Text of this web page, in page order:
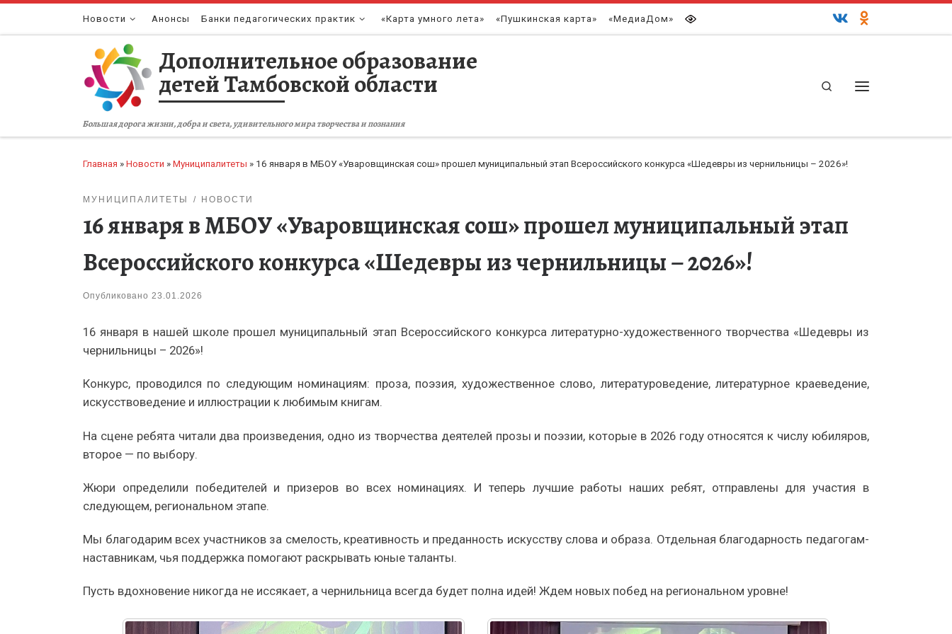
Перейти к содержимому
Новости Анонсы Банки педагогических практик «Карта умного лета» «Пушкинская карта» «МедиаДом»
Дополнительное образование
детей Тамбовской области
Большая дорога жизни, добра и света, удивительного мира творчества и познания
Search
Главная » Новости » Муниципалитеты » 16 января в МБОУ «Уваровщинская сош» прошел муниципальный этап Всероссийского конкурса «Шедевры из чернильницы – 2026»!
МУНИЦИПАЛИТЕТЫ НОВОСТИ
16 января в МБОУ «Уваровщинская сош» прошел муниципальный этап
Всероссийского конкурса «Шедевры из чернильницы – 2026»!
Опубликовано 23.01.2026
16 января в нашей школе прошел муниципальный этап Всероссийского конкурса литературно-художественного творчества «Шедевры из
чернильницы – 2026»!
Конкурс, проводился по следующим номинациям: проза, поэзия, художественное слово, литературоведение, литературное краеведение,
искусствоведение и иллюстрации к любимым книгам.
На сцене ребята читали два произведения, одно из творчества деятелей прозы и поэзии, которые в 2026 году относятся к числу юбиляров,
второе — по выбору.
Жюри определили победителей и призеров во всех номинациях. И теперь лучшие работы наших ребят, отправлены для участия в
следующем, региональном этапе.
Мы благодарим всех участников за смелость, креативность и преданность искусству слова и образа. Отдельная благодарность педагогам-
наставникам, чья поддержка помогают раскрывать юные таланты.
Пусть вдохновение никогда не иссякает, а чернильница всегда будет полна идей! Ждем новых побед на региональном уровне!